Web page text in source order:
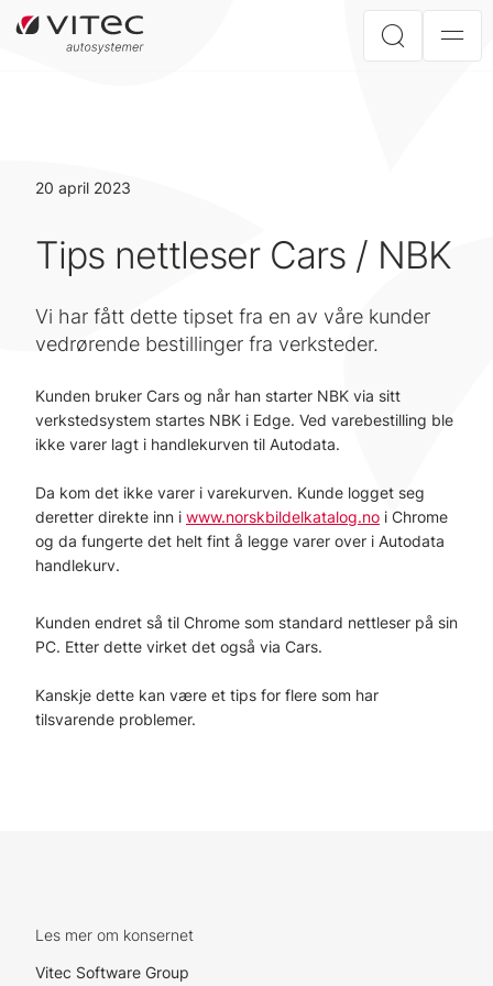
20 april 2023
Tips nettleser Cars / NBK
Vi har fått dette tipset fra en av våre kunder
vedrørende bestillinger fra verksteder.
Kunden bruker Cars og når han starter NBK via sitt
verkstedsystem startes NBK i Edge. Ved varebestilling ble
ikke varer lagt i handlekurven til Autodata.
Da kom det ikke varer i varekurven. Kunde logget seg
deretter direkte inn i www.norskbildelkatalog.no i Chrome
og da fungerte det helt fint å legge varer over i Autodata
handlekurv.
Kunden endret så til Chrome som standard nettleser på sin
PC. Etter dette virket det også via Cars.
Kanskje dette kan være et tips for flere som har
tilsvarende problemer.
Les mer om konsernet
Vitec Software Group